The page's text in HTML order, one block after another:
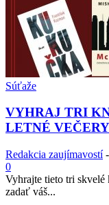
Súťaže
VYHRAJ TRI
LETNÉ VEČERY
Redakcia zaujímavostí -
0
Vyhrajte tieto tri
zadať váš...